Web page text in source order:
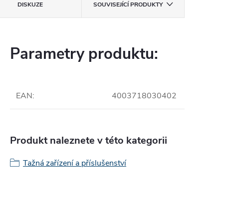
DISKUZE SOUVISEJÍCÍ PRODUKTY
Parametry produktu:
EAN: 4003718030402
Produkt naleznete v této kategorii
Tažná zařízení a příslušenství